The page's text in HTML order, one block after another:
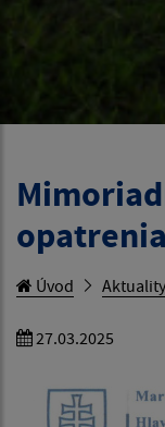
opatrenia
Úvod Aktuality
27.03.2025